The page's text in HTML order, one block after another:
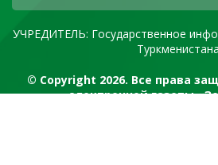
УЧРЕДИТЕЛЬ: Государственное
Туркменистана
© Copyright 2026. Все права
электронной газеты